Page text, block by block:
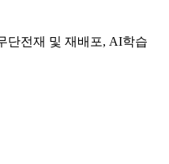
단전재 및 재배포, AI학습